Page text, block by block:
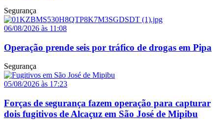
Segurança
06/08/2026 às 11:08
Operação prende seis por tráfico de drogas em Pipa
Segurança
05/08/2026 às 17:23
Forças de segurança fazem operação para capturar
dois fugitivos de Alcaçuz em São José de Mipibu